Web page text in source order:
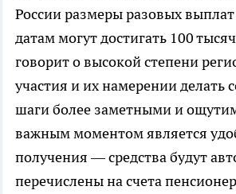
России размеры разовых
датам могут достигать 100
говорит о высокой степени
участия и их намерении делать
шаги более заметными и
важным моментом является
получения — средства будут
перечислены на счета